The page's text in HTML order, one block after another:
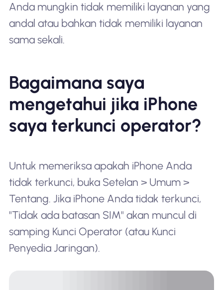
Anda mungkin tidak memiliki layanan yang
andal atau bahkan tidak memiliki layanan
sama sekali.
Bagaimana saya
mengetahui jika iPhone
saya terkunci operator?
Untuk memeriksa apakah iPhone Anda
tidak terkunci, buka Setelan > Umum >
Tentang. Jika iPhone Anda tidak terkunci,
"Tidak ada batasan SIM" akan muncul di
samping Kunci Operator (atau Kunci
Penyedia Jaringan).